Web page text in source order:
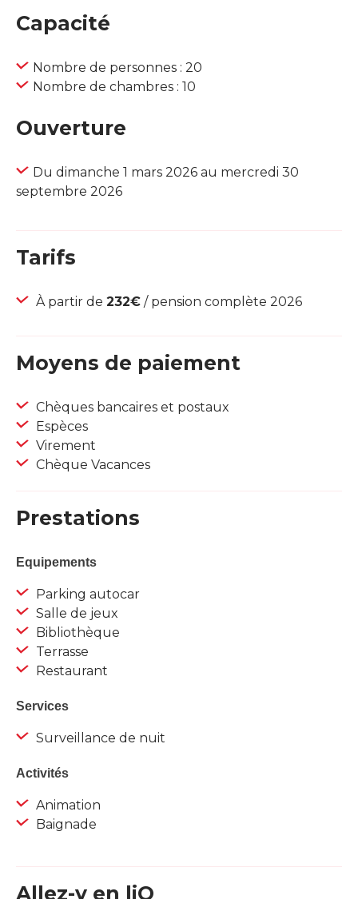
Capacité
Nombre de personnes : 20
Nombre de chambres : 10
Ouverture
Du dimanche 1 mars 2026 au mercredi 30
septembre 2026
Tarifs
À partir de 232€ / pension complète 2026
Moyens de paiement
Chèques bancaires et postaux
Espèces
Virement
Chèque Vacances
Prestations
Equipements
Parking autocar
Salle de jeux
Bibliothèque
Terrasse
Restaurant
Services
Surveillance de nuit
Activités
Animation
Baignade
Allez-y en liO